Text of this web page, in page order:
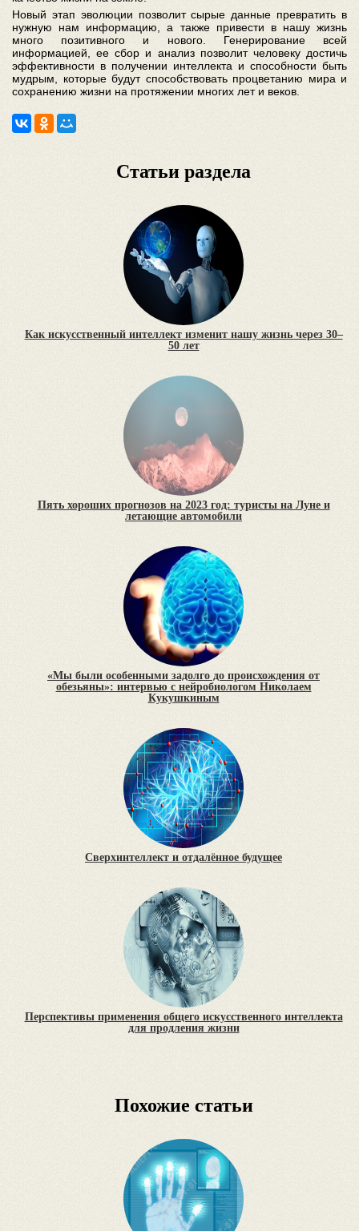
Новый этап эволюции позволит сырые данные превратить в
нужную нам информацию, а также привести в нашу жизнь
много позитивного и нового. Генерирование всей
информацией, ее сбор и анализ позволит человеку достичь
эффективности в получении интеллекта и способности быть
мудрым, которые будут способствовать процветанию мира и
сохранению жизни на протяжении многих лет и веков.
Статьи раздела
Как искусственный интеллект изменит нашу жизнь через 30–
50 лет
Пять хороших прогнозов на 2023 год: туристы на Луне и
летающие автомобили
«Мы были особенными задолго до происхождения от
обезьяны»: интервью с нейробиологом Николаем
Кукушкиным
Сверхинтеллект и отдалённое будущее
Перспективы применения общего искусственного интеллекта
для продления жизни
Похожие статьи